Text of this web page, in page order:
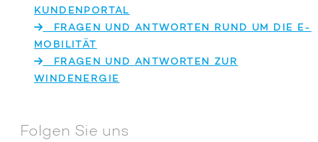
KUNDENPORTAL
FRAGEN UND ANTWORTEN RUND UM DIE E-
MOBILITÄT
FRAGEN UND ANTWORTEN ZUR
WINDENERGIE
Folgen Sie uns